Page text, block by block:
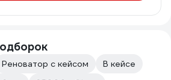
Реноватор с кейсом
В кейсе